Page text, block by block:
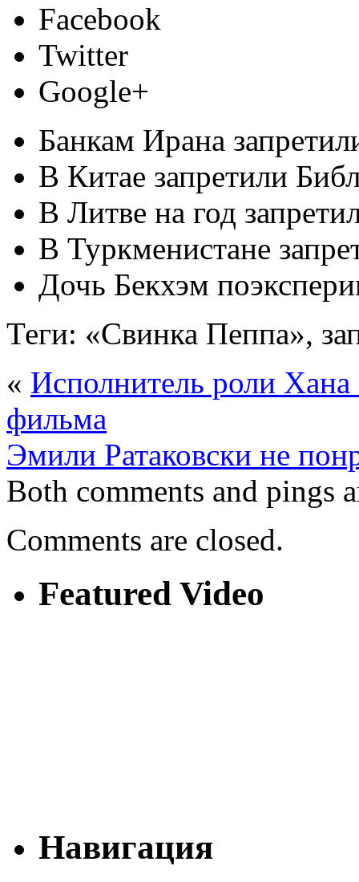
Facebook
Twitter
Google+
Банкам Ирана
В Китае запретили
В Литве на год
В Туркменистане
Дочь Бекхэм
Теги: «Свинка Пеппа»,
« Исполнитель роли Хана
фильма
Эмили Ратаковски не
Both comments and pings
Comments are closed.
Featured Video
Навигация